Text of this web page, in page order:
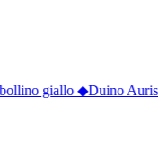
giallo◆ Duino